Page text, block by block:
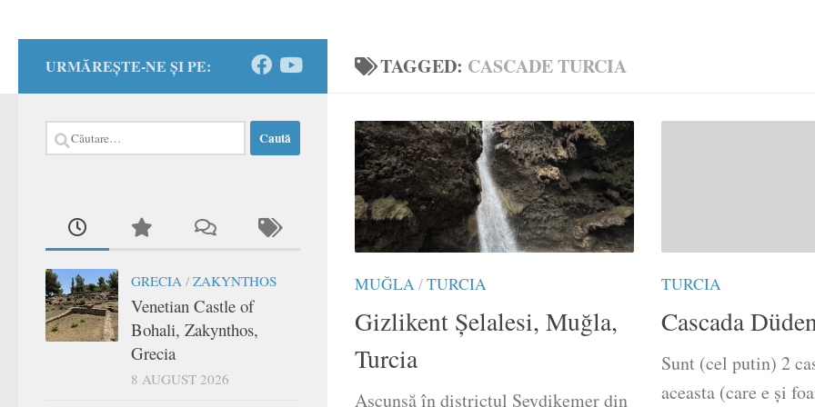
TAGGED: CASCADE TURCIA
MUĞLA/TURCIA
Gizlikent Şelalesi, Muğla,
Turcia
Ascunsă în districtul Seydikemer din
TURCIA
Cascada
Sunt (cel putin) 2
aceasta (care e și
URMĂREȘTE-NE ȘI PE:
Caută
după:
GRECIA / ZAKYNTHOS
Venetian Castle of
Bohali, Zakynthos,
Grecia
8 AUGUST 2026